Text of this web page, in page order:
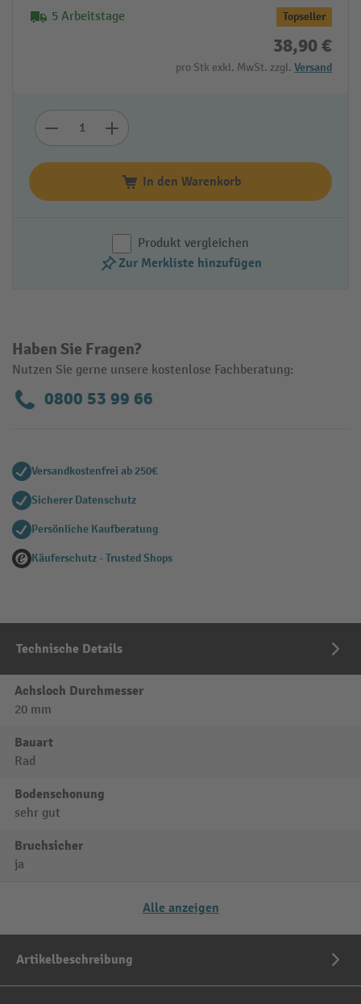
5 Arbeitstage Topseller
38,90 €
pro Stk exkl. MwSt. zzgl. Versand
In den Warenkorb
Produkt vergleichen
Zur Merkliste hinzufügen
Haben Sie Fragen?
Nutzen Sie gerne unsere kostenlose Fachberatung:
0800 53 99 66
Versandkostenfrei ab 250€
Sicherer Datenschutz
Persönliche Kaufberatung
Käuferschutz - Trusted Shops
Technische Details
Achsloch Durchmesser
20 mm
Bauart
Rad
Bodenschonung
sehr gut
Bruchsicher
ja
Alle anzeigen
Artikelbeschreibung